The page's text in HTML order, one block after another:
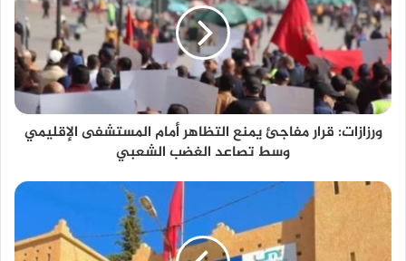
ورزازات: قرار مفاجئ يمنع التظاهر أمام المستشفى الإقليمي
وسط تصاعد الغضب الشعبي